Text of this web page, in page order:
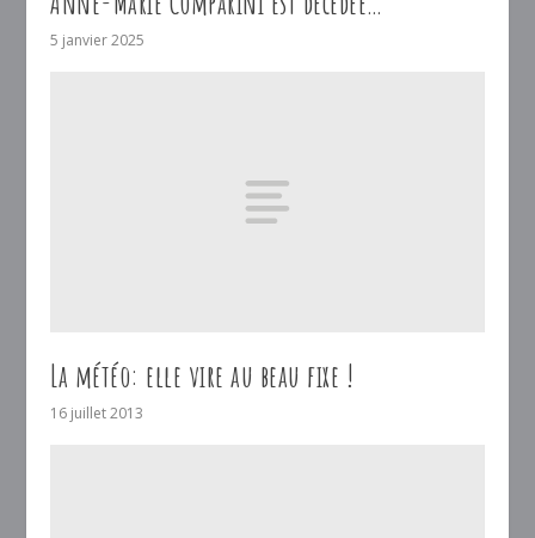
5 janvier 2025
La météo: elle vire au beau fixe !
16 juillet 2013